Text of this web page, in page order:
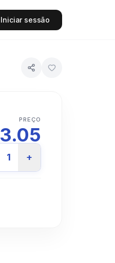
Iniciar sessão
PREÇO
3.05
1 +